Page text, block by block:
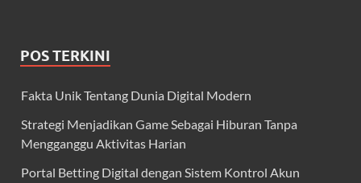
POS TERKINI
Fakta Unik Tentang Dunia Digital Modern
Strategi Menjadikan Game Sebagai Hiburan Tanpa
Mengganggu Aktivitas Harian
Portal Betting Digital dengan Sistem Kontrol Akun